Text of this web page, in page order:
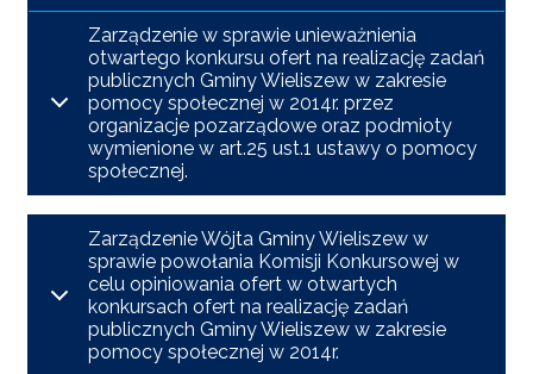
Zarządzenie w sprawie unieważnienia
otwartego konkursu ofert na realizację zadań
publicznych Gminy Wieliszew w zakresie
pomocy społecznej w 2014r. przez
organizacje pozarządowe oraz podmioty
wymienione w art.25 ust.1 ustawy o pomocy
społecznej.
Zarządzenie Wójta Gminy Wieliszew w
sprawie powołania Komisji Konkursowej w
celu opiniowania ofert w otwartych
konkursach ofert na realizację zadań
publicznych Gminy Wieliszew w zakresie
pomocy społecznej w 2014r.